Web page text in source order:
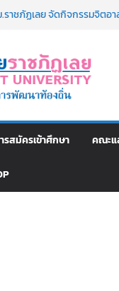
ราชภัฏเลย จัดกิจกรรมจิตอ
าวิทยาลัยราชภัฏเลย ด้วยเงิ
ราชภัฏเลย จัดมหกรรมวิชากา
ยมปลายค้นหาสาขาวิชาในฝัน
การบดี มรภ.เลย ร่วมประชุ
ะกาศผู้ชนะการเสนอราค
ยวิธีเฉพาะเจาะจง
รสมัครเข้าศึกษา คณะแ